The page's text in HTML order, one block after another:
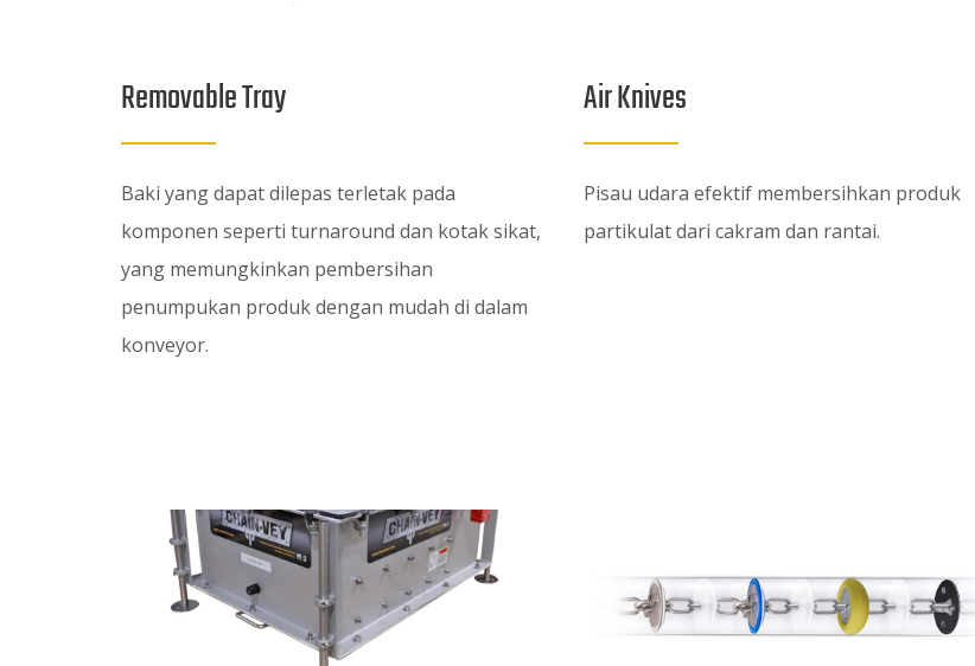
Removable Tray
Baki yang dapat dilepas terletak pada
komponen seperti turnaround dan kotak sikat,
yang memungkinkan pembersihan
penumpukan produk dengan mudah di dalam
konveyor.
Air Knives
Pisau udara efektif membersihkan produk
partikulat dari cakram dan rantai.